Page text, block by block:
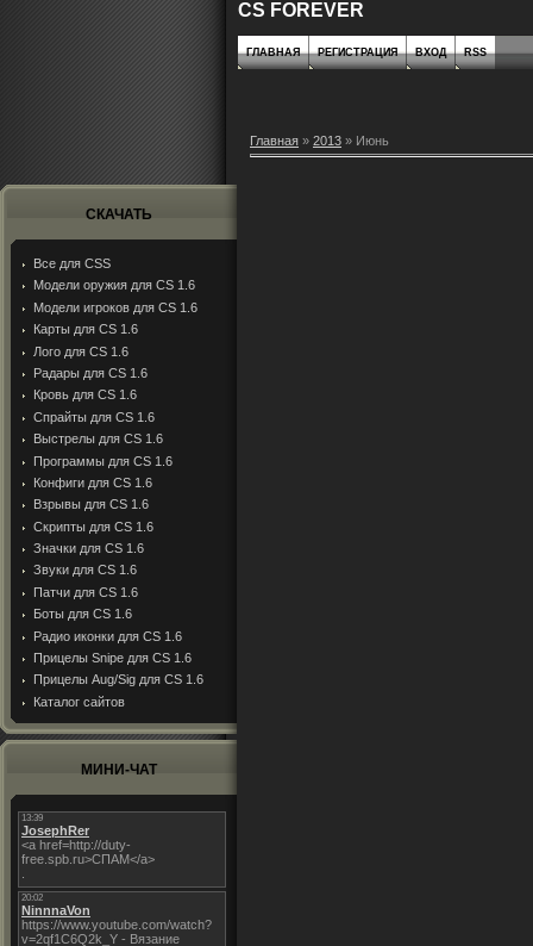
СКАЧАТЬ
Все для CSS
Модели оружия для CS 1.6
Модели игроков для CS 1.6
Карты для CS 1.6
Лого для CS 1.6
Радары для CS 1.6
Кровь для CS 1.6
Спрайты для CS 1.6
Выстрелы для CS 1.6
Программы для CS 1.6
Конфиги для CS 1.6
Взрывы для CS 1.6
Скрипты для CS 1.6
Значки для CS 1.6
Звуки для CS 1.6
Патчи для CS 1.6
Боты для CS 1.6
Радио иконки для CS 1.6
Прицелы Snipe для CS 1.6
Прицелы Aug/Sig для CS 1.6
Каталог сайтов
МИНИ-ЧАТ
CS FOREVER
ГЛАВНАЯ РЕГИСТРАЦИЯ ВХОД RSS
Главная » 2013 » Июнь